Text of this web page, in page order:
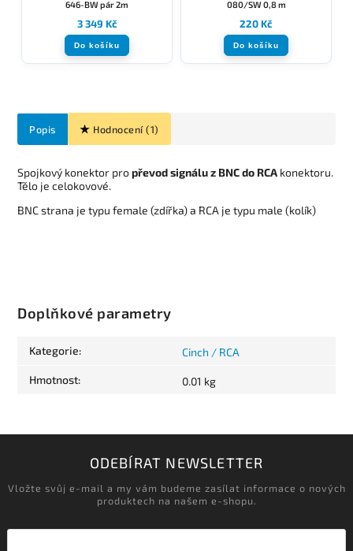
646-BW pár 2m
3 349 Kč
Do košíku
080/SW 0,8 m
220 Kč
Do košíku
Popis Hodnocení (1)
Spojkový konektor propřevod signálu z BNC do RCA konektoru.
Tělo je celokovové.
BNC strana je typu female (zdířka) a RCA je typu male (kolík)
Doplňkové parametry
Kategorie: Cinch / RCA
Hmotnost: 0.01 kg
ODEBÍRAT NEWSLETTER
Vložte svůj e-mail a my vám budeme zasílat informace o nových
produktech na našem e-shopu.